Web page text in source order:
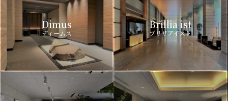
Dimus
ディームス
Brillia ist
ブリリアイスト